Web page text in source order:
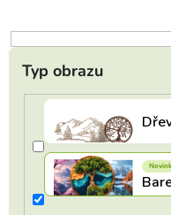
u
k
Typ obrazu